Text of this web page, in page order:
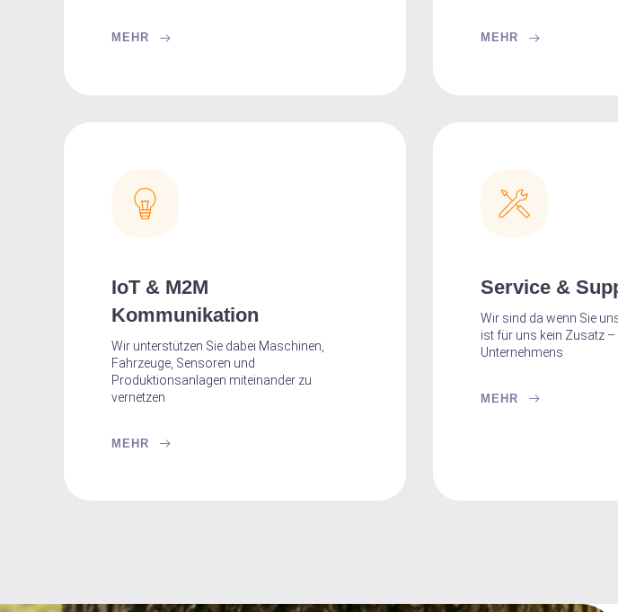
MEHR MEHR
IoT & M2M
Kommunikation
Wir unterstützen Sie dabei Maschinen,
Fahrzeuge, Sensoren und
Produktionsanlagen miteinander zu
vernetzen
MEHR
Service &
Wir sind da wenn Sie
ist für uns kein Zusatz –
Unternehmens
MEHR